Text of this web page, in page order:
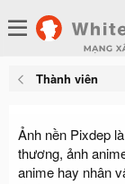
Thành viên
Ảnh nền Pixdep
thương, ảnh
anime hay nhân